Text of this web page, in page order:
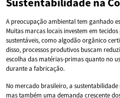
A preocupação ambiental tem ganhado
Muitas marcas locais investem em
sustentáveis, como algodão orgânico
disso, processos produtivos buscam
escolha das matérias-primas quanto no
durante a fabricação.
No mercado brasileiro, a
mas também uma demanda crescente